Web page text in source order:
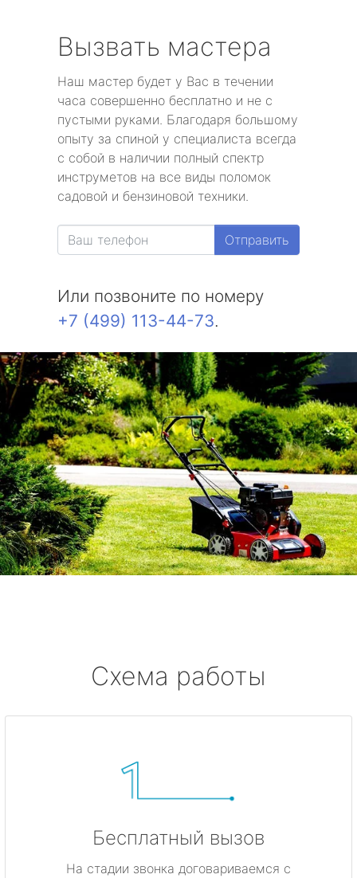
Вызвать мастера
Наш мастер будет у Вас в течении
часа совершенно бесплатно и не с
пустыми руками. Благодаря большому
опыту за спиной у специалиста всегда
с собой в наличии полный спектр
инструметов на все виды поломок
садовой и бензиновой техники.
Отправить
Или позвоните по номеру
+7 (499) 113-44-73.
Схема работы
Бесплатный вызов
На стадии звонка договариваемся с